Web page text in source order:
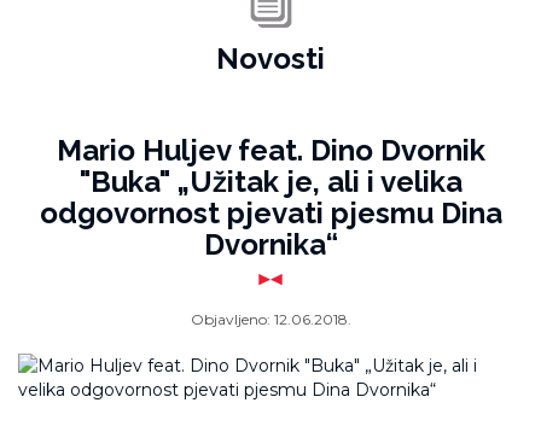
Novosti
Mario Huljev feat. Dino Dvornik
"Buka" „Užitak je, ali i velika
odgovornost pjevati pjesmu Dina
Dvornika“
Objavljeno: 12.06.2018.